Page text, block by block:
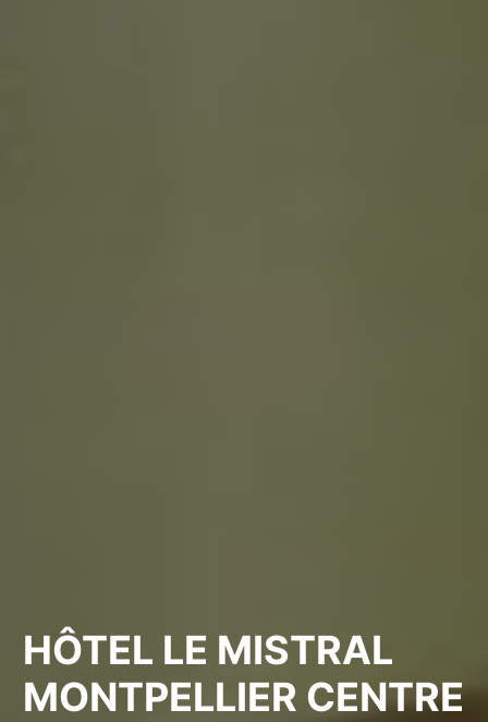
HÔTEL LE MISTRAL
MONTPELLIER CENTRE